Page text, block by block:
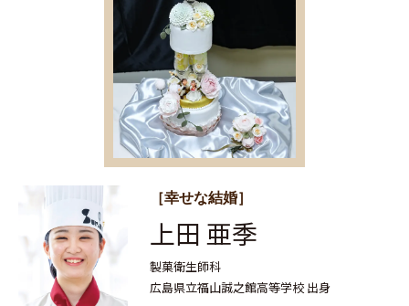
［幸せな結婚］
上田 亜季
製菓衛生師科
広島県立福山誠之館高等学校 出身